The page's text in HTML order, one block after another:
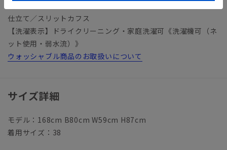
仕立て／スリットカフス
【洗濯表示】ドライクリーニング・家庭洗濯可《洗濯機可（ネ
ット使用・弱水流）》
ウォッシャブル商品のお取扱いについて
サイズ詳細
モデル：168cm B80cm W59cm H87cm
着用サイズ：38